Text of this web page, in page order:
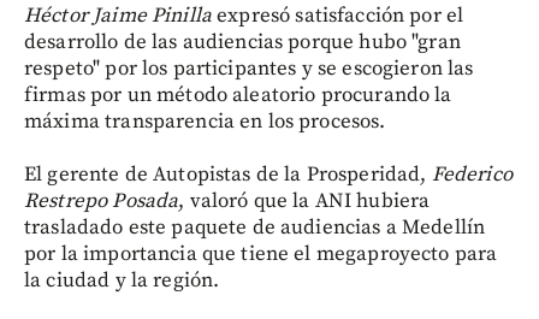
Héctor Jaime Pinillaexpresó satisfacción por el
desarrollo de las audiencias porque hubo "gran
respeto" por los participantes y se escogieron las
firmas por un método aleatorio procurando la
máxima transparencia en los procesos.
El gerente de Autopistas de la Prosperidad, Federico
Restrepo Posada, valoró que la ANI hubiera
trasladado este paquete de audiencias a Medellín
por la importancia que tiene el megaproyecto para
la ciudad y la región.